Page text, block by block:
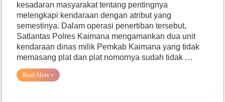
kesadaran masyarakat tentang pentingnya
melengkapi kendaraan dengan atribut yang
semestinya. Dalam operasi penertiban tersebut,
Satlantas Polres Kaimana mengamankan dua unit
kendaraan dinas milik Pemkab Kaimana yang tidak
memasang plat dan plat nomornya sudah tidak …
Read More »